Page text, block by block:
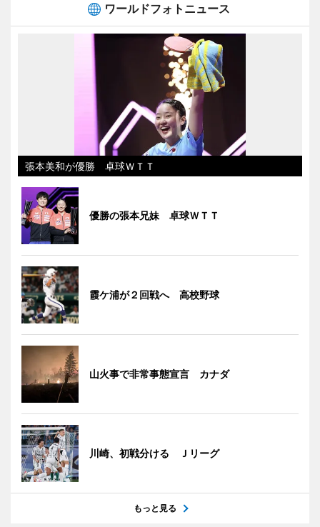
ワールドフォトニュース
張本美和が優勝 卓球ＷＴＴ
優勝の張本兄妹 卓球ＷＴＴ
霞ケ浦が２回戦へ 高校野球
山火事で非常事態宣言 カナダ
川崎、初戦分ける Ｊリーグ
もっと見る